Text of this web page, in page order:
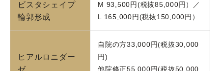
ビスタシェイプ
輪郭形成
M 93,500円(税抜85,000円）／
L 165,000円(税抜150,000円）
ヒアルロニダー
自院の方33,000円(税抜30,000
円)
他院修正55,000円(税抜50,000